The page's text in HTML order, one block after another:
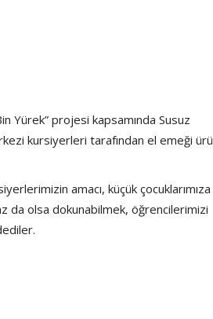
Yürek” projesi kapsamında Susuz
kursiyerleri tarafından el emeği
amacı, küçük çocuklarımıza
da olsa dokunabilmek, öğrencilerimizi